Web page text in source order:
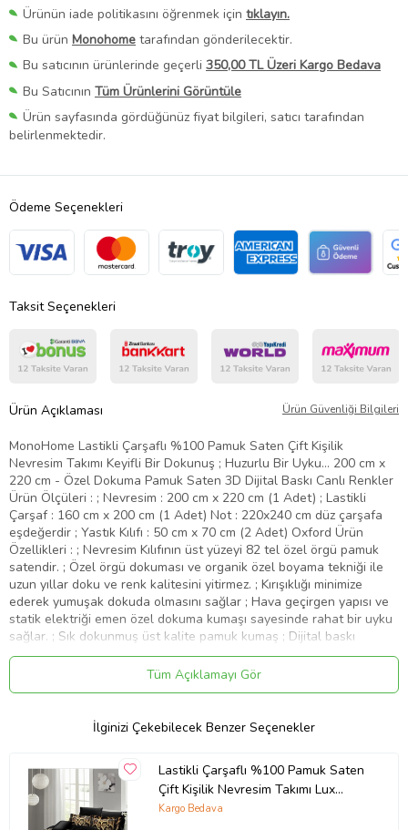
Ürünün iade politikasını öğrenmek için tıklayın.
Bu ürün Monohome tarafından gönderilecektir.
Bu satıcının ürünlerinde geçerli 350,00 TL Üzeri Kargo Bedava
Bu Satıcının Tüm Ürünlerini Görüntüle
Ürün sayfasında gördüğünüz fiyat bilgileri, satıcı tarafından
belirlenmektedir.
Ödeme Seçenekleri
Taksit Seçenekleri
Ürün Açıklaması Ürün Güvenliği Bilgileri
MonoHome Lastikli Çarşaflı %100 Pamuk Saten Çift Kişilik
Nevresim Takımı Keyifli Bir Dokunuş ; Huzurlu Bir Uyku… 200 cm x
220 cm - Özel Dokuma Pamuk Saten 3D Dijital Baskı Canlı Renkler
Ürün Ölçüleri : ; Nevresim : 200 cm x 220 cm (1 Adet) ; Lastikli
Çarşaf : 160 cm x 200 cm (1 Adet) Not : 220x240 cm düz çarşafa
eşdeğerdir ; Yastık Kılıfı : 50 cm x 70 cm (2 Adet) Oxford Ürün
Özellikleri : ; Nevresim Kılıfının üst yüzeyi 82 tel özel örgü pamuk
satendir. ; Özel örgü dokuması ve organik özel boyama tekniği ile
uzun yıllar doku ve renk kalitesini yitirmez. ; Kırışıklığı minimize
ederek yumuşak dokuda olmasını sağlar ; Hava geçirgen yapısı ve
statik elektriği emen özel dokuma kumaşı sayesinde rahat bir uyku
sağlar. ; Sık dokunmuş üst kalite pamuk kumaş ; Dijital baskı
teknolojisi ile canlı renkler ve özgün tasarımlar ; Sanforize edilmiş
kumaş ile üründe çekmezlik garantisi ; Nevresim Çarşafı özel
dokuma Ranforce %100 pamuktur. ; Neden MonoHome ? ; 30 Yıllık
standartlarındaki kalitemiz ile Türkiye e-ticaret pazarına da aynı
yüksek kaliteyi sunan ilk ve tek yerli üretici firma ; Dijital Baskı
Ürün Kodu:kcm23167336
Tüm Açıklamayı Gör
İlginizi Çekebilecek Benzer Seçenekler
Lastikli Çarşaflı %100 Pamuk Saten
Çift Kişilik Nevresim Takımı Lux
Leopar
Kargo Bedava